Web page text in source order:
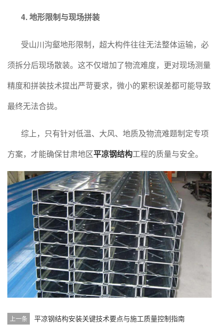
4. 地形限制与现场拼装
受山川沟壑地形限制，超大构件往往无法整体运输，必
须拆分后现场散装。这不仅增加了物流难度，更对现场测量
精度和拼装技术提出严苛要求，微小的累积误差都可能导致
最终无法合拢。
综上，只有针对低温、大风、地质及物流难题制定专项
方案，才能确保甘肃地区平凉钢结构工程的质量与安全。
上一条 平凉钢结构安装关键技术要点与施工质量控制指南